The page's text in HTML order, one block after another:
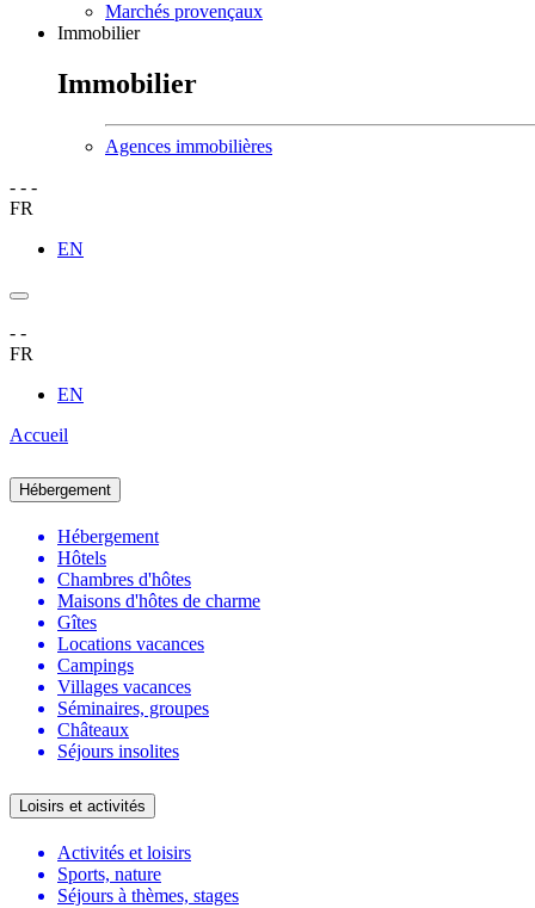
Marchés provençaux
Immobilier
Immobilier
Agences immobilières
- - -
FR
EN
- -
FR
EN
Accueil
Hébergement
Hébergement
Hôtels
Chambres d'hôtes
Maisons d'hôtes de charme
Gîtes
Locations vacances
Campings
Villages vacances
Séminaires, groupes
Châteaux
Séjours insolites
Loisirs et activités
Activités et loisirs
Sports, nature
Séjours à thèmes, stages